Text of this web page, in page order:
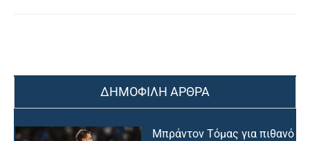
ΔΗΜΟΦΙΛΗ ΑΡΘΡΑ
Μπράντον Τόμας για πιθανό